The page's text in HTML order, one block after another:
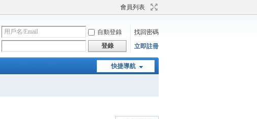
會員列表
自動登錄
找回密碼
登錄 立即註冊
快捷導航